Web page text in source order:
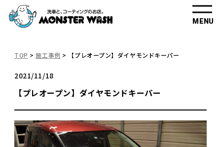
MENU
TOP >施工事例 > 【プレオープン】ダイヤモンドキーパー
2021/11/18
【プレオープン】ダイヤモンドキーパー